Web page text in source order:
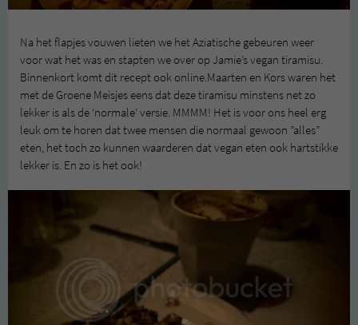
Na het flapjes vouwen lieten we het Aziatische gebeuren weer
voor wat het was en stapten we over op Jamie’s vegan tiramisu.
Binnenkort komt dit recept ook online.Maarten en Kors waren het
met de Groene Meisjes eens dat deze tiramisu minstens net zo
lekker is als de ‘normale’ versie. MMMM! Het is voor ons heel erg
leuk om te horen dat twee mensen die normaal gewoon ”alles”
eten, het toch zo kunnen waarderen dat vegan eten ook hartstikke
lekker is. En zo is het ook!